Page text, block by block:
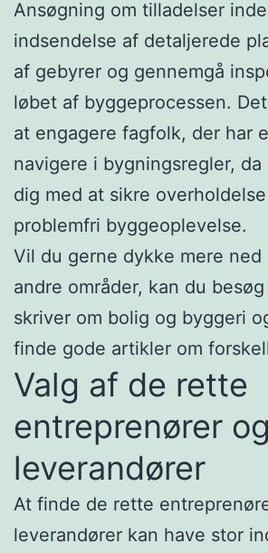
Ansøgning om tilladelser
indsendelse af detaljerede
af gebyrer og gennemgå
løbet af byggeprocessen.
at engagere fagfolk, der har
navigere i bygningsregler,
dig med at sikre
problemfri byggeoplevelse.
Vil du gerne dykke mere ned
andre områder, kan du besøg
skriver om bolig og byggeri
finde gode artikler om
Valg af de rette
entreprenører og
leverandører
At finde de rette
leverandører kan have stor